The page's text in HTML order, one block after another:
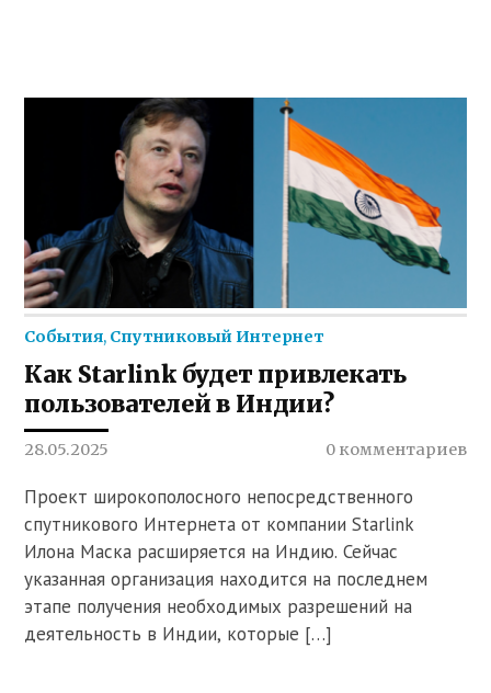
События, Спутниковый Интернет
Как Starlink будет привлекать
пользователей в Индии?
28.05.2025 0 комментариев
Проект широкополосного непосредственного
спутникового Интернета от компании Starlink
Илона Маска расширяется на Индию. Сейчас
указанная организация находится на последнем
этапе получения необходимых разрешений на
деятельность в Индии, которые […]